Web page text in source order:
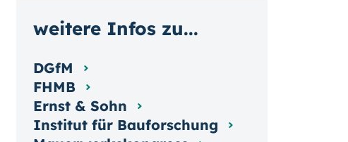
weitere Infos zu...
DGfM
FHMB
Ernst & Sohn
Institut für Bauforschung